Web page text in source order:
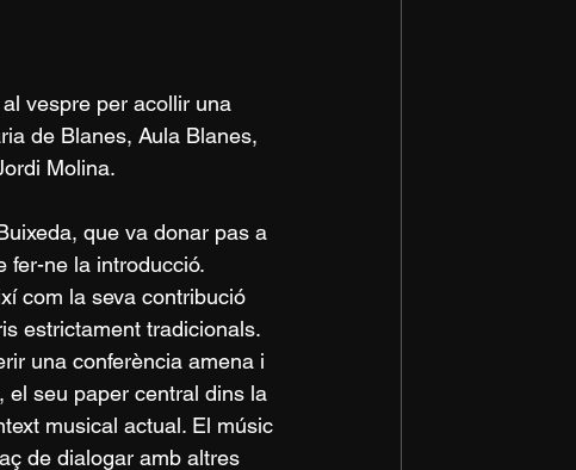
vespre per acollir una
de Blanes, Aula Blanes,
Molina.
que va donar pas a
fer-ne la introducció.
com la seva contribució
estrictament tradicionals.
una conferència amena i
el seu paper central dins la
musical actual. El músic
de dialogar amb altres